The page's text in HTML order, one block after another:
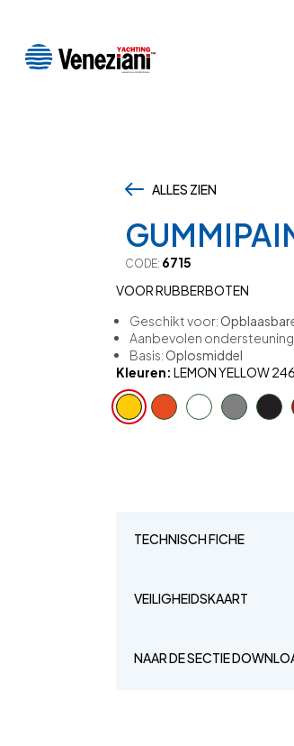
ALLES ZIEN,
CODE: 6715
VOOR RUBBERBOTEN
Geschikt voor:
Aanbevolen
Basis:Oplosmiddel
Kleuren: LEMON YELLOW 246
TECHNISCH FICHE
VEILIGHEIDSKAART
NAAR DE SECTIE